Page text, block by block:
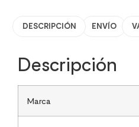
DESCRIPCIÓN ENVÍO
Descripción
Marca